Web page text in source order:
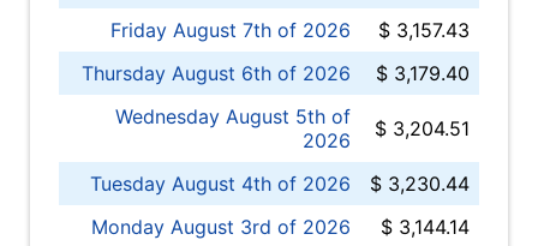
Friday August 7th of 2026
$ 3,157.43
Thursday August 6th of 2026
$ 3,179.40
Wednesday August 5th of
2026
$ 3,204.51
Tuesday August 4th of 2026
$ 3,230.44
Monday August 3rd of 2026
$ 3,144.14